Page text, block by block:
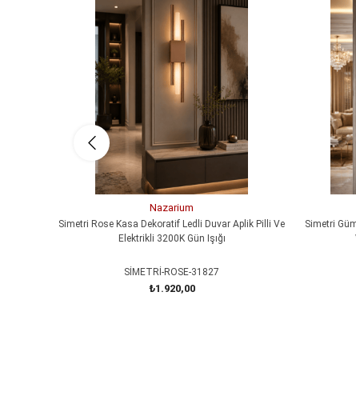
Nazarium
Simetri Rose Kasa Dekoratif Ledli Duvar Aplik Pilli Ve
Elektrikli 3200K Gün Işığı
SİMETRİ-ROSE-31827
₺1.920,00
Simetri